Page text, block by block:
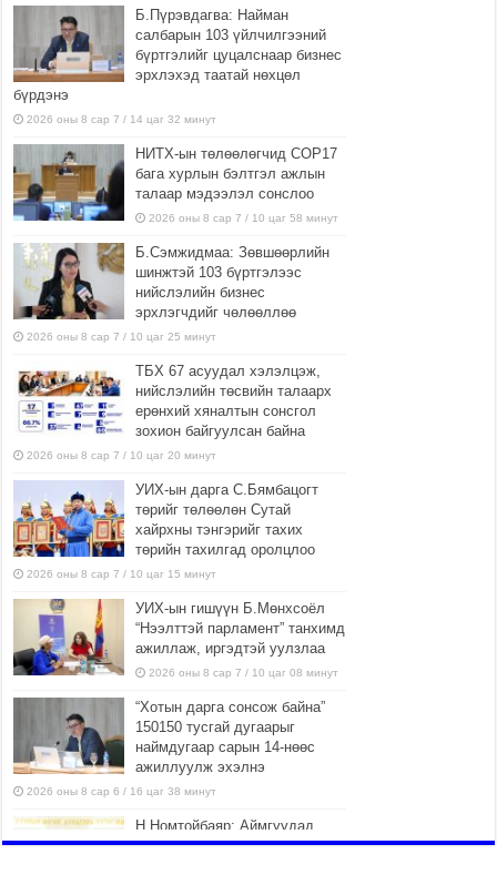
Б.Пүрэвдагва: Найман
салбарын 103 үйлчилгээний
бүртгэлийг цуцалснаар бизнес
эрхлэхэд таатай нөхцөл
бүрдэнэ
2026 оны 8 сар 7 / 14 цаг 32 минут
НИТХ-ын төлөөлөгчид COP17
бага хурлын бэлтгэл ажлын
талаар мэдээлэл сонслоо
2026 оны 8 сар 7 / 10 цаг 58 минут
Б.Сэмжидмаа: Зөвшөөрлийн
шинжтэй 103 бүртгэлээс
нийслэлийн бизнес
эрхлэгчдийг чөлөөллөө
2026 оны 8 сар 7 / 10 цаг 25 минут
ТБХ 67 асуудал хэлэлцэж,
нийслэлийн төсвийн талаарх
ерөнхий хяналтын сонсгол
зохион байгуулсан байна
2026 оны 8 сар 7 / 10 цаг 20 минут
УИХ-ын дарга С.Бямбацогт
төрийг төлөөлөн Сутай
хайрхны тэнгэрийг тахих
төрийн тахилгад оролцлоо
2026 оны 8 сар 7 / 10 цаг 15 минут
УИХ-ын гишүүн Б.Мөнхсоёл
“Нээлттэй парламент” танхимд
ажиллаж, иргэдтэй уулзлаа
2026 оны 8 сар 7 / 10 цаг 08 минут
“Хотын дарга сонсож байна”
150150 тусгай дугаарыг
наймдугаар сарын 14-нөөс
ажиллуулж эхэлнэ
2026 оны 8 сар 6 / 16 цаг 38 минут
Н.Номтойбаяр: Аймгуудад
тулгамдаж буй асуудлуудыг